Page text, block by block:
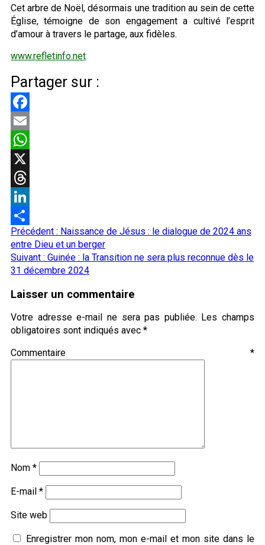
Cet arbre de Noël, désormais une tradition au sein de cette
Église, témoigne de son engagement a cultivé l’esprit
d’amour à travers le partage, aux fidèles.
www.refletinfo.net
Partager sur :
Facebook
Email
WhatsApp
X
Threads
LinkedIn
Partager
Navigation
d’article
Précédent : Naissance de Jésus : le dialogue de 2024 ans
entre Dieu et un berger
Suivant : Guinée : la Transition ne sera plus reconnue dès le
31 décembre 2024
Laisser un commentaire
Votre adresse e-mail ne sera pas publiée. Les champs
obligatoires sont indiqués avec *
Commentaire *
Nom *
E-mail *
Site web
Enregistrer mon nom, mon e-mail et mon site dans le